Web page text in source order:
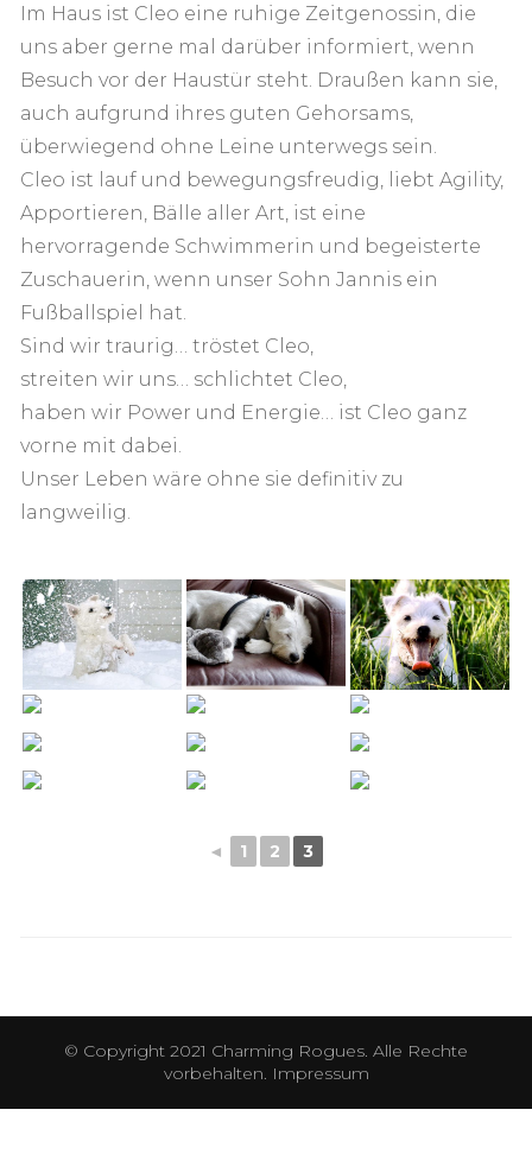
Im Haus ist Cleo eine ruhige Zeitgenossin, die
uns aber gerne mal darüber informiert, wenn
Besuch vor der Haustür steht. Draußen kann sie,
auch aufgrund ihres guten Gehorsams,
überwiegend ohne Leine unterwegs sein.
Cleo ist lauf und bewegungsfreudig, liebt Agility,
Apportieren, Bälle aller Art, ist eine
hervorragende Schwimmerin und begeisterte
Zuschauerin, wenn unser Sohn Jannis ein
Fußballspiel hat.
Sind wir traurig… tröstet Cleo,
streiten wir uns… schlichtet Cleo,
haben wir Power und Energie… ist Cleo ganz
vorne mit dabei.
Unser Leben wäre ohne sie definitiv zu
langweilig.
◄ 1 2 3
© Copyright 2021 Charming Rogues. Alle Rechte
vorbehalten. Impressum